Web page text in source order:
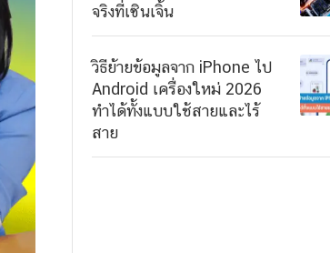
จริงที่เซินเจิ้น
วิธีย้ายข้อมูลจาก iPhone ไป
Android เครื่องใหม่ 2026
ทำได้ทั้งแบบใช้สายและไร้
สาย